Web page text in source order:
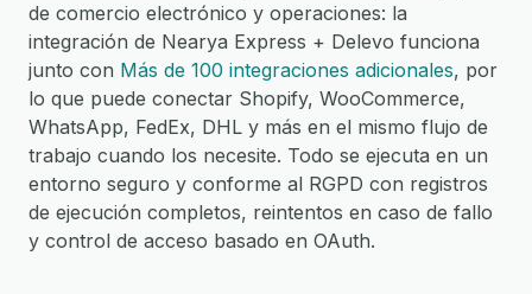
de comercio electrónico y operaciones: la
integración de Nearya Express + Delevo funciona
junto con Más de 100 integraciones adicionales, por
lo que puede conectar Shopify, WooCommerce,
WhatsApp, FedEx, DHL y más en el mismo flujo de
trabajo cuando los necesite. Todo se ejecuta en un
entorno seguro y conforme al RGPD con registros
de ejecución completos, reintentos en caso de fallo
y control de acceso basado en OAuth.